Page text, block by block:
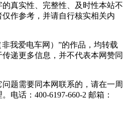
真实性、完整性、及时性本站不
作参考，并请自行核实相关内
我爱电车网）”的作品，均转载
递更多信息，并不代表本网赞同
题需要同本网联系的，请在一周
电话：400-6197-660-2 邮箱：